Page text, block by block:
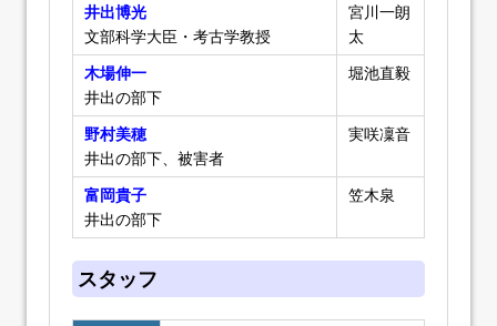
井出博光
文部科学大臣・考古学教授
宮川一朗
太
木場伸一
井出の部下
堀池直毅
野村美穂
井出の部下、被害者
実咲凜音
富岡貴子
井出の部下
笠木泉
スタッフ